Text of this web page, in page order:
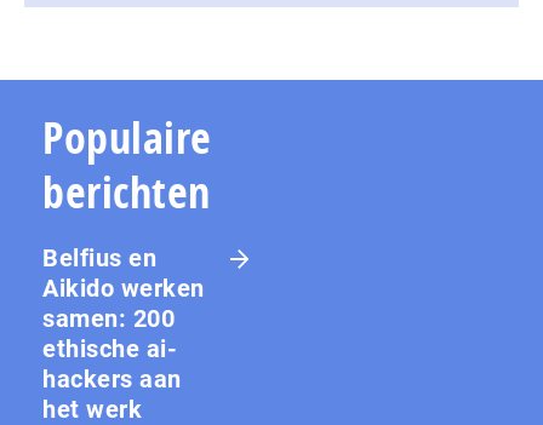
Populaire
berichten
Belfius en
Aikido werken
samen: 200
ethische ai-
hackers aan
het werk